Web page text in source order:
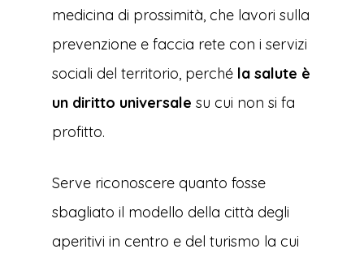
medicina di prossimità, che lavori sulla
prevenzione e faccia rete con i servizi
sociali del territorio, perché la salute è
un diritto universale su cui non si fa
profitto.
Serve riconoscere quanto fosse
sbagliato il modello della città degli
aperitivi in centro e del turismo la cui